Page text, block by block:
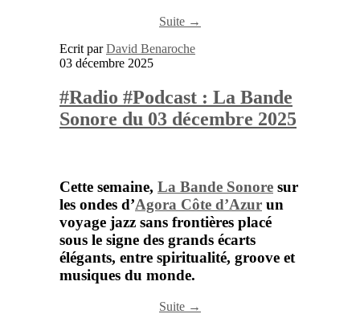
Suite →
Ecrit parDavid Benaroche
03 décembre 2025
#Radio #Podcast : La Bande
Sonore du 03 décembre 2025
Cette semaine, La Bande Sonore sur
les ondes d’Agora Côte d’Azur un
voyage jazz sans frontières placé
sous le signe des grands écarts
élégants, entre spiritualité, groove et
musiques du monde.
Suite →